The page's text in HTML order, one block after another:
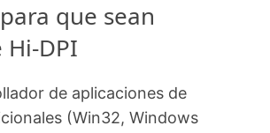
que sean
de aplicaciones de
(Win32, Windows